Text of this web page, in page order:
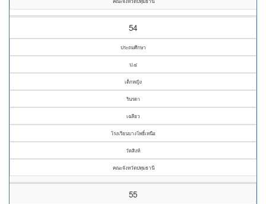
54
ประถมศึกษา
ป.๔
เด็กหญิง
รินรดา
เฉลียว
โรงเรียนบางโพธิ์เหนือ
วัดสิงห์
คณะจังหวัดปทุมธานี
55